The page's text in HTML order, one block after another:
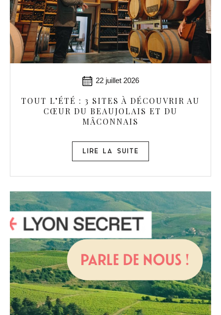
22 juillet 2026
TOUT L’ÉTÉ : 3 SITES À DÉCOUVRIR AU
CŒUR DU BEAUJOLAIS ET DU
MÂCONNAIS
LIRE LA SUITE